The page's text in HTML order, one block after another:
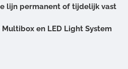
lijn permanent of tijdelijk vast
en LED Light System